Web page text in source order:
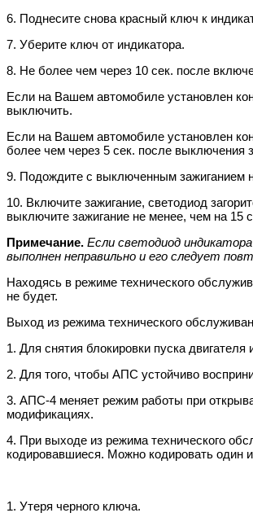
6. Поднесите снова красный ключ к
7. Уберите ключ от индикатора.
8. Не более чем через 10 сек. после
Если на Вашем автомобиле установлен
выключить.
Если на Вашем автомобиле установлен
более чем через 5 сек. после выключения
9. Подождите с выключенным зажиганием
10. Включите зажигание, светодиод
выключите зажигание не менее, чем на 15
Примечание. Если светодиод
выполнен неправильно и его следует
Находясь в режиме технического
не будет.
Выход из режима технического
1. Для снятия блокировки пуска
2. Для того, чтобы АПС устойчиво
3. АПС-4 меняет режим работы при
модификациях.
4. При выходе из режима технического
кодировавшиеся. Можно кодировать один
1. Утеря черного ключа.